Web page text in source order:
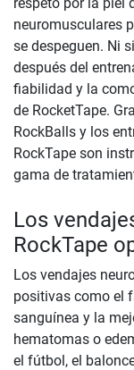
neuromusculares
se despeguen. Ni
después del
fiabilidad y la
de RocketTape.
RockBalls y los
RockTape son
gama de
Los
RockTape
Los vendajes
positivas como el
sanguínea y la
hematomas o
el fútbol, el